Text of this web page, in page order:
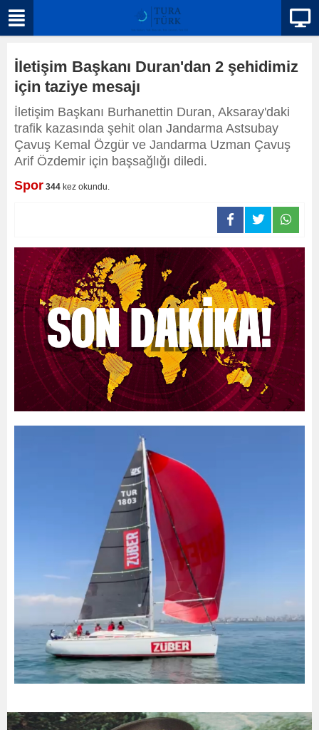
İletişim Başkanı Duran'dan 2 şehidimiz
için taziye mesajı
İletişim Başkanı Burhanettin Duran, Aksaray'daki
trafik kazasında şehit olan Jandarma Astsubay
Çavuş Kemal Özgür ve Jandarma Uzman Çavuş
Arif Özdemir için başsağlığı diledi.
Spor 344 kez okundu.